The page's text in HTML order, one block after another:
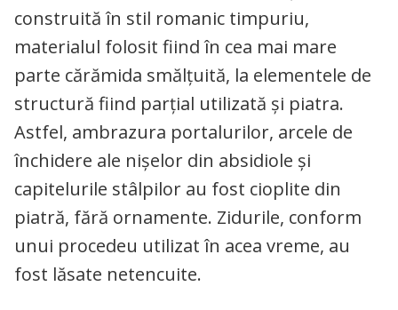
construită în stil romanic timpuriu,
materialul folosit fiind în cea mai mare
parte cărămida smălțuită, la elementele de
structură fiind parţial utilizată şi piatra.
Astfel, ambrazura portalurilor, arcele de
închidere ale nişelor din absidiole şi
capitelurile stâlpilor au fost cioplite din
piatră, fără ornamente. Zidurile, conform
unui procedeu utilizat în acea vreme, au
fost lăsate netencuite.